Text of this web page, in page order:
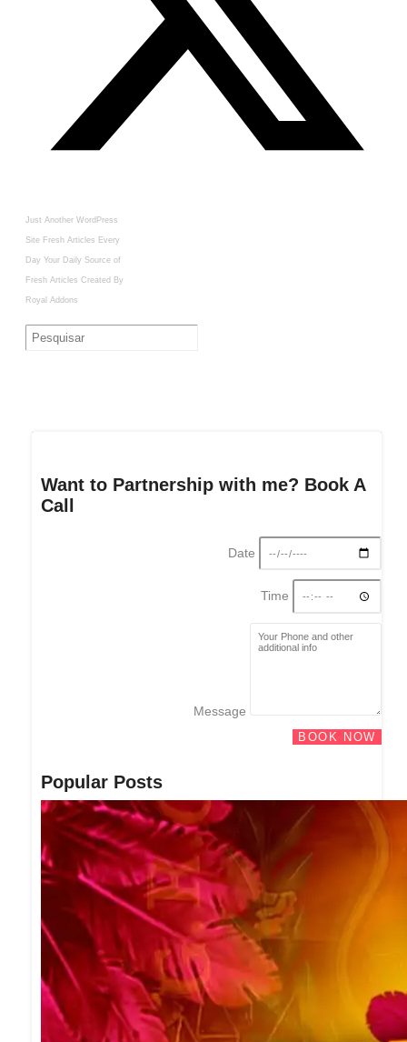
Just Another WordPress
Site Fresh Articles Every
Day Your Daily Source of
Fresh Articles Created By
Royal Addons
Want to Partnership with me? Book A
Call
Date
Time
Message
BOOK NOW
Popular Posts